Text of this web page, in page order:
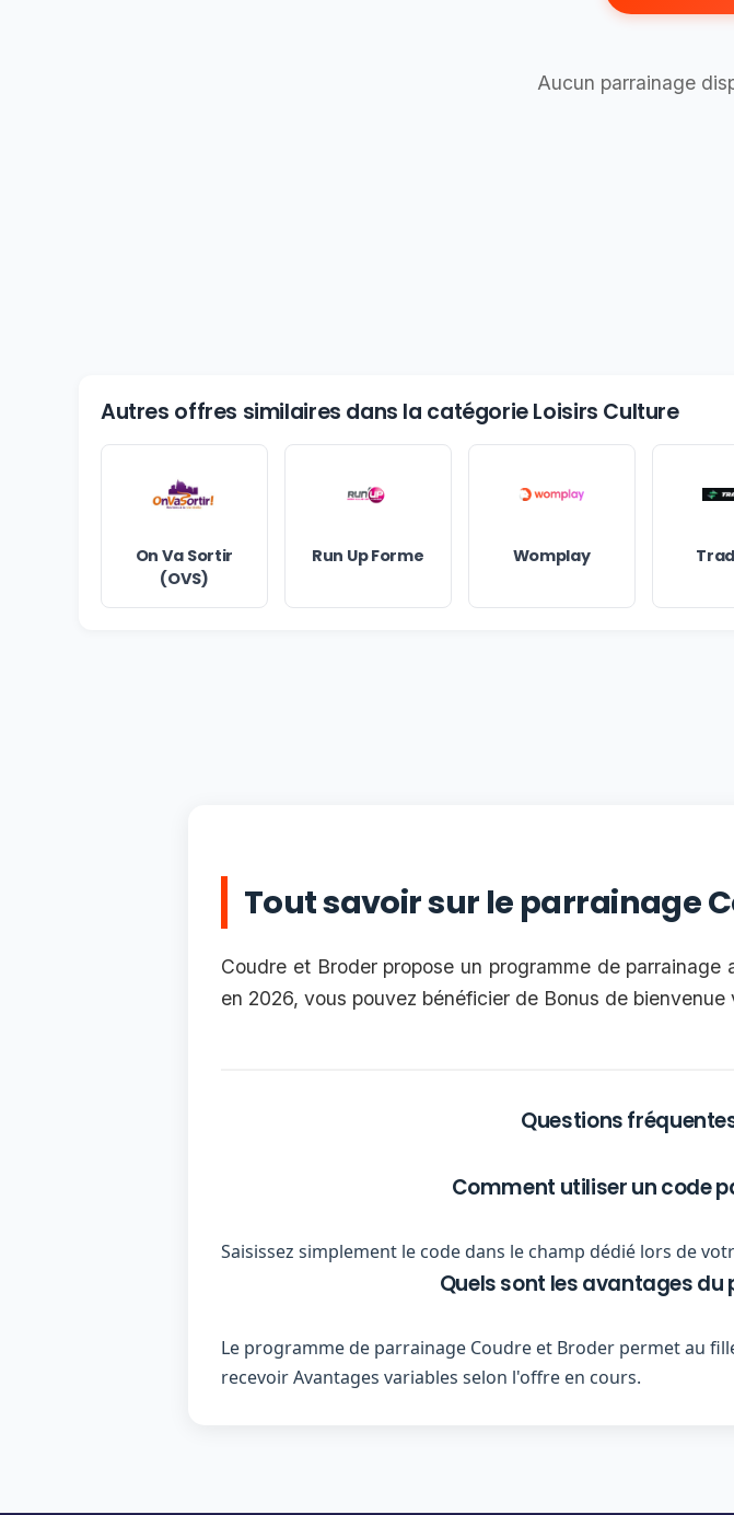
Aucun parrainage
Autres offres similaires dans la catégorie Loisirs Culture
On Va Sortir
(OVS)
Run Up Forme Womplay
Tout savoir sur le parrainage
Coudre et Broder propose un programme de
en 2026, vous pouvez bénéficier de Bonus de bienvenue
Questions
Comment utiliser un code
Saisissez simplement le code dans le champ dédié lors de
Quels sont les avantages
Le programme de parrainage Coudre et Broder permet au
recevoir Avantages variables selon l'offre en cours.